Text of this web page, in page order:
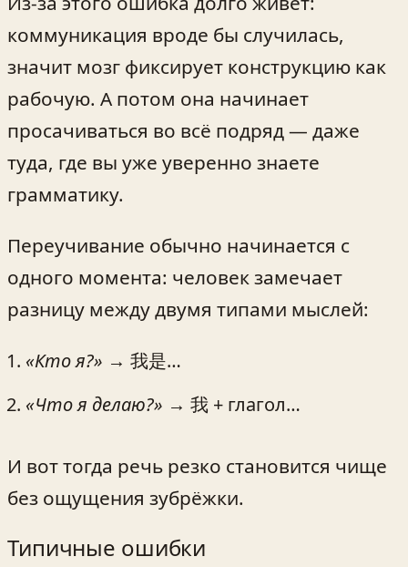
коммуникация вроде бы случилась,
значит мозг фиксирует конструкцию как
рабочую. А потом она начинает
просачиваться во всё подряд — даже
туда, где вы уже уверенно знаете
грамматику.
Переучивание обычно начинается с
одного момента: человек замечает
разницу между двумя типами мыслей:
«Кто я?» → 我是…
«Что я делаю?» → 我 + глагол…
И вот тогда речь резко становится чище
без ощущения зубрёжки.
Типичные ошибки